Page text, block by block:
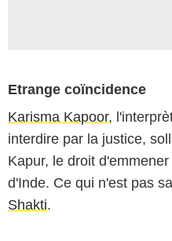
Etrange coïncidence
Karisma Kapoor,
interdire par la justice,
Kapur, le droit
d'Inde. Ce qui n'est pas
Shakti.